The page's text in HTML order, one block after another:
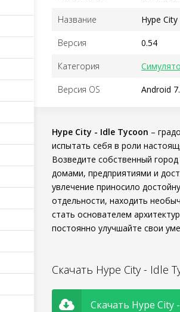
Название Hype
Версия 0.54
Категория
Версия OS Android
Hype City - Idle Tycoon –
испытать себя в роли
Возведите собственный
домами, предприятиями и
увлечение приносило
отдельности, находить
стать основателем
постоянно улучшайте свои
Скачать Hype City - Idle
Скачать Hype City